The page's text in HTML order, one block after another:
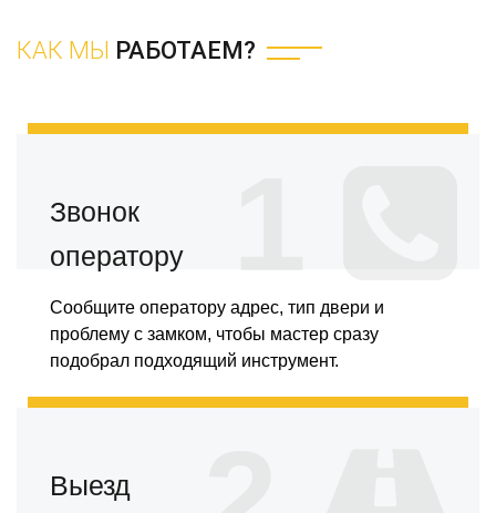
КАК МЫ РАБОТАЕМ?
Звонок
оператору
Сообщите оператору адрес, тип двери и
проблему с замком, чтобы мастер сразу
подобрал подходящий инструмент.
Выезд